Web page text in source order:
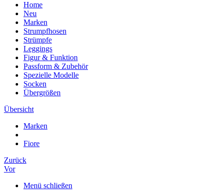
Home
Neu
Marken
Strumpfhosen
Strümpfe
Leggings
Figur & Funktion
Passform & Zubehör
Spezielle Modelle
Socken
Übergrößen
Übersicht
Marken
Fiore
Zurück
Vor
Menü schließen